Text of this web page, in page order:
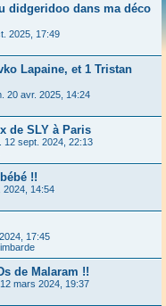
didgeridoo dans ma déco
2025, 17:49
Lapaine, et 1 Tristan
20 avr. 2025, 14:24
de SLY à Paris
12 sept. 2024, 22:13
!!
2024, 14:54
17:45
de Malaram !!
mars 2024, 19:37